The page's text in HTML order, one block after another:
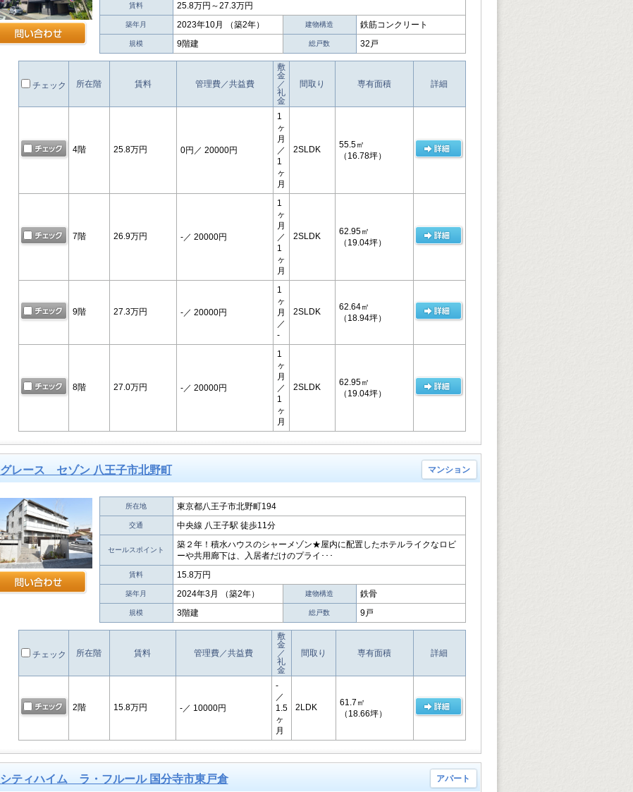
賃料 25.8万円～27.3万円
築年月 2023年10月 （築2年） 建物構造 鉄筋コンクリート
規模 9階建 総戸数 32戸
チェック 所在階 賃料 管理費／共益費
敷
金
／
礼
金
間取り 専有面積 詳細
4階 25.8万円 0円 ／ 20000円
1
ヶ
月
／
1
ヶ
月
2SLDK
55.5㎡
（16.78坪）
7階 26.9万円 -／ 20000円
1
ヶ
月
／
1
ヶ
月
2SLDK
62.95㎡
（19.04坪）
9階 27.3万円 -／ 20000円
1
ヶ
月
／
-
2SLDK
62.64㎡
（18.94坪）
8階 27.0万円 -／ 20000円
1
ヶ
月
／
1
ヶ
月
2SLDK
62.95㎡
（19.04坪）
グレース セゾン 八王子市北野町 マンション
所在地 東京都八王子市北野町194
交通 中央線 八王子駅 徒歩11分
セールスポイント
築２年！積水ハウスのシャーメゾン★屋内に配置したホテルライクなロビ
ーや共用廊下は、入居者だけのプライ･･･
賃料 15.8万円
築年月 2024年3月 （築2年） 建物構造 鉄骨
規模 3階建 総戸数 9戸
チェック 所在階 賃料 管理費／共益費
敷
金
／
礼
金
間取り 専有面積 詳細
2階 15.8万円 -／ 10000円
-
／
1.5
ヶ
月
2LDK
61.7㎡
（18.66坪）
シティハイム ラ・フルール 国分寺市東戸倉 アパート